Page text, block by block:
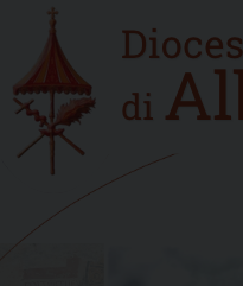
content
Home
new